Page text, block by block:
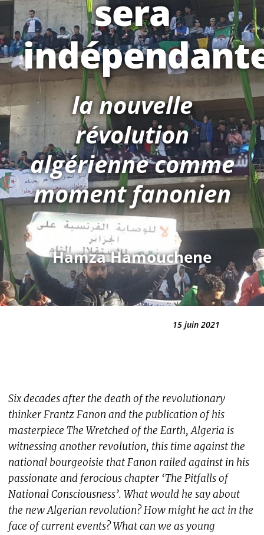
sera
la nouvelle
révolution
algérienne comme
moment fanonien
Hamza Hamouchene
15 juin 2021
Six decades after the death of the revolutionary
thinker Frantz Fanon and the publication of his
masterpiece The Wretched of the Earth, Algeria is
witnessing another revolution, this time against the
national bourgeoisie that Fanon railed against in his
passionate and ferocious chapter ‘The Pitfalls of
National Consciousness’. What would he say about
the new Algerian revolution? How might he act in the
face of current events? What can we as young